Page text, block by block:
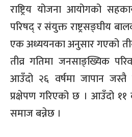
राष्ट्रिय योजना आयोगको
परिषद् र संयुक्त राष्ट्रसङ्घीय
एक अध्ययनका अनुसार गएको
तीव्र गतिमा जनसाङ्ख्यिक
आउँदो २६ वर्षमा जापान
प्रक्षेपण गरिएको छ । आउँदो ११
समाज बन्नेछ ।